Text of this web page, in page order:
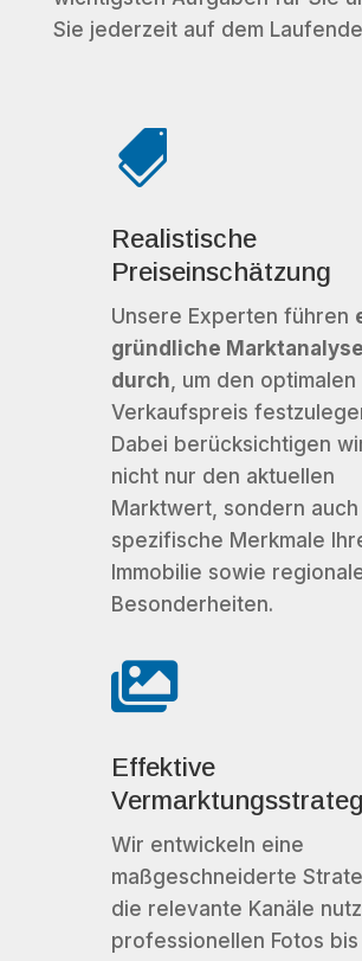
Sie jederzeit auf dem

Realistische
Preiseinschätzung
Unsere Experten führen
gründliche Marktanalyse
durch, um den optimalen
Verkaufspreis
Dabei berücksichtigen
nicht nur den aktuellen
Marktwert, sondern auch
spezifische Merkmale
Immobilie sowie
Besonderheiten.

Effektive
Wir entwickeln eine
maßgeschneiderte
die relevante Kanäle
professionellen Fotos bis